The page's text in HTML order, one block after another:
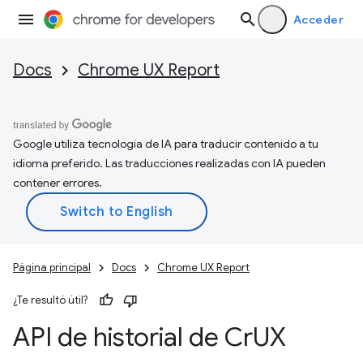
Acceder
Docs Chrome UX Report
Google utiliza tecnología de IA para traducir contenido a tu
idioma preferido. Las traducciones realizadas con IA pueden
contener errores.
Página principal Docs Chrome UX Report
¿Te resultó útil?
API de historial de CrUX